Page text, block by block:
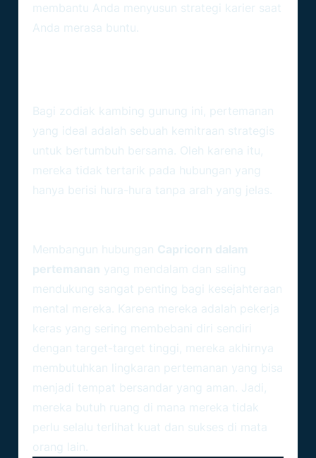
membantu Anda menyusun strategi karier saat
Anda merasa buntu.
Bagi zodiak kambing gunung ini, pertemanan
yang ideal adalah sebuah kemitraan strategis
untuk bertumbuh bersama. Oleh karena itu,
mereka tidak tertarik pada hubungan yang
hanya berisi hura-hura tanpa arah yang jelas.
Membangun hubungan Capricorn dalam
pertemanan yang mendalam dan saling
mendukung sangat penting bagi kesejahteraan
mental mereka. Karena mereka adalah pekerja
keras yang sering membebani diri sendiri
dengan target-target tinggi, mereka akhirnya
membutuhkan lingkaran pertemanan yang bisa
menjadi tempat bersandar yang aman. Jadi,
mereka butuh ruang di mana mereka tidak
perlu selalu terlihat kuat dan sukses di mata
orang lain.